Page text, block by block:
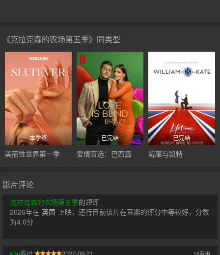
《克拉克森的农场第五季》同类型
本季终
美丽性世界第一季
已完结
爱情盲选：巴西篇
已完结
威廉与凯特
影片评论
克拉克森的农场第五季的短评
2026年在 英国 上映，还行目前该片在豆瓣的评分中等较好，分数
为4.0分